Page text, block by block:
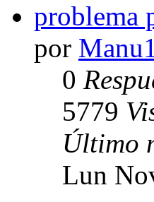
problema
por
0
5779
Último
Lun